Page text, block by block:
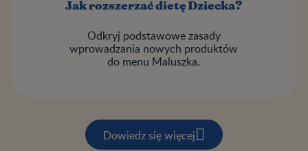
Jak rozszerzać dietę Dziecka?
Odkryj podstawowe zasady
wprowadzania nowych produktów
do menu Maluszka.
Dowiedz się więcej